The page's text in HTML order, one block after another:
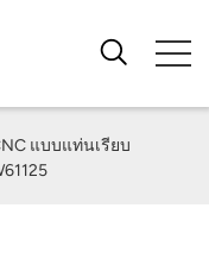
แบบแท่นเรียบ